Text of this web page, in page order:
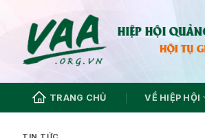
dung
TRANG CHỦ VỀ HIỆP HỘI